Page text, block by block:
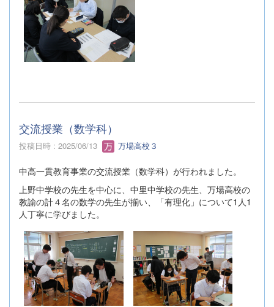
交流授業（数学科）
投稿日時 : 2025/06/13 万場高校３
中高一貫教育事業の交流授業（数学科）が行われました。
上野中学校の先生を中心に、中里中学校の先生、万場高校の
教諭の計４名の数学の先生が揃い、「有理化」について1人1
人丁寧に学びました。